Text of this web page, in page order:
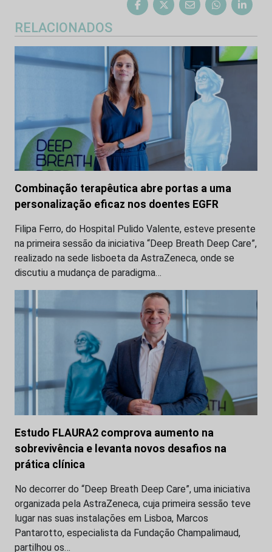
RELACIONADOS
Combinação terapêutica abre portas a uma
personalização eficaz nos doentes EGFR
Filipa Ferro, do Hospital Pulido Valente, esteve presente
na primeira sessão da iniciativa “Deep Breath Deep Care”,
realizado na sede lisboeta da AstraZeneca, onde se
discutiu a mudança de paradigma…
Estudo FLAURA2 comprova aumento na
sobrevivência e levanta novos desafios na
prática clínica
No decorrer do “Deep Breath Deep Care”, uma iniciativa
organizada pela AstraZeneca, cuja primeira sessão teve
lugar nas suas instalações em Lisboa, Marcos
Pantarotto, especialista da Fundação Champalimaud,
partilhou os…